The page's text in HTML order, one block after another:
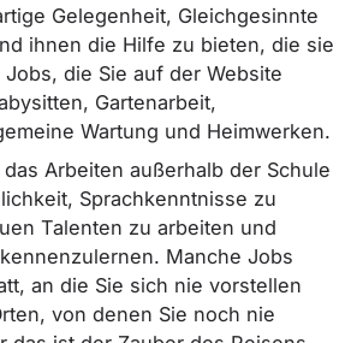
Gelegenheit, Gleichgesinnte
ihnen die Hilfe zu bieten, die sie
die Sie auf der Website
Gartenarbeit,
Wartung und Heimwerken.
Arbeiten außerhalb der Schule
Sprachkenntnisse zu
Talenten zu arbeiten und
Manche Jobs
an die Sie sich nie vorstellen
von denen Sie noch nie